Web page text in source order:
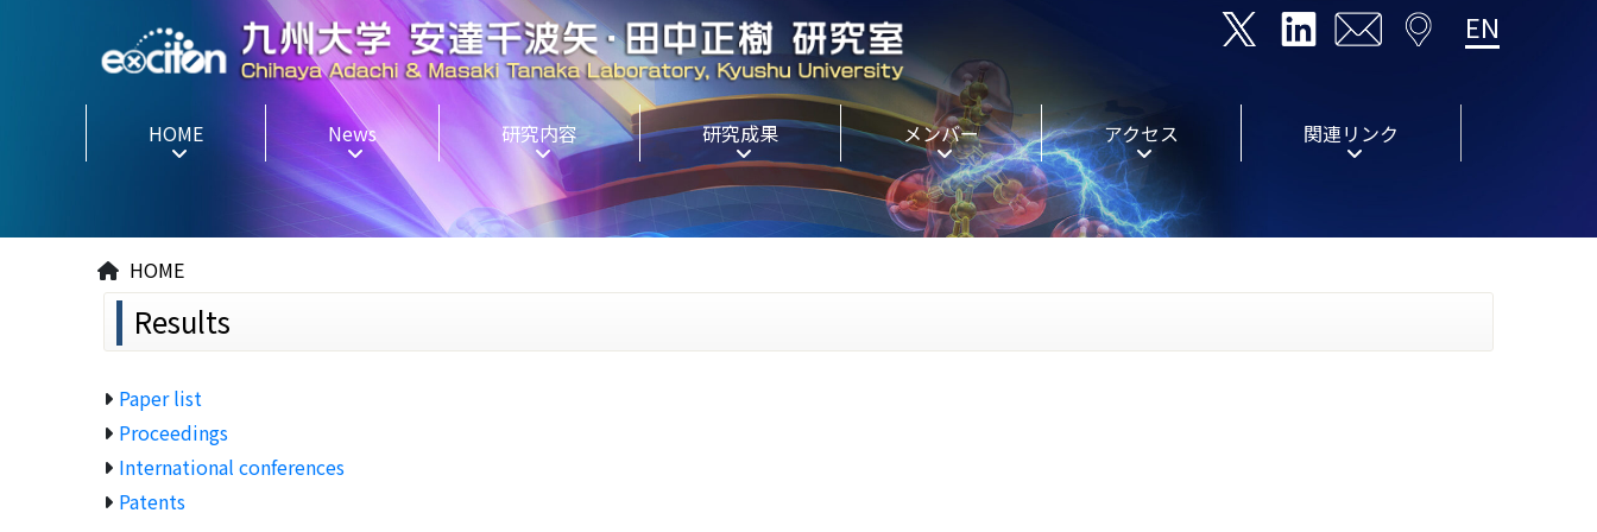
EN
HOME News 研究内容 研究成果 メンバー アクセス 関連リンク
HOME
Results
Paper list
Proceedings
International conferences
Patents